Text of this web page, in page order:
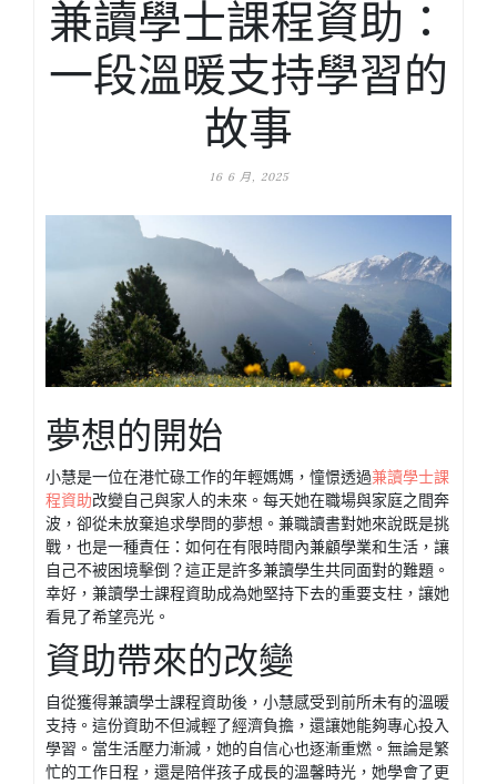
兼讀學士課程資助：
一段溫暖支持學習的
故事
16 6 月, 2025
夢想的開始
小慧是一位在港忙碌工作的年輕媽媽，憧憬透過兼讀學士課
程資助改變自己與家人的未來。每天她在職場與家庭之間奔
波，卻從未放棄追求學問的夢想。兼職讀書對她來說既是挑
戰，也是一種責任：如何在有限時間內兼顧學業和生活，讓
自己不被困境擊倒？這正是許多兼讀學生共同面對的難題。
幸好，兼讀學士課程資助成為她堅持下去的重要支柱，讓她
看見了希望亮光。
資助帶來的改變
自從獲得兼讀學士課程資助後，小慧感受到前所未有的溫暖
支持。這份資助不但減輕了經濟負擔，還讓她能夠專心投入
學習。當生活壓力漸減，她的自信心也逐漸重燃。無論是繁
忙的工作日程，還是陪伴孩子成長的溫馨時光，她學會了更